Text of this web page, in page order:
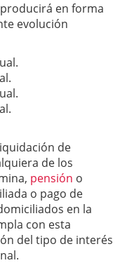
en forma
evolución
de
de los
pensión o
o pago de
en la
con esta
del tipo de interés